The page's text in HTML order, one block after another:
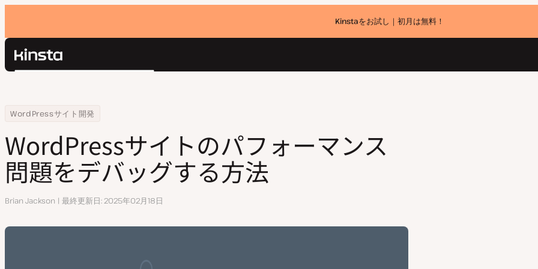
Kinstaをお試し｜初月は無料！
Kinsta®
価格設定
お問い合わせ
検
Home
リソースセンター
WordPressサイト開発
WordPressサイトのパフォーマンス問題をデバッグする方法
WordPressサイトのパフォーマンス
問題をデバッグする方法
執
Brian Jackson 最終更新日 2025年02月18日